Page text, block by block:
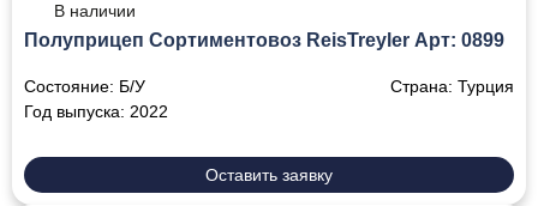
В наличии
Полуприцеп Сортиментовоз ReisTreyler Арт: 0899
Состояние: Б/У Страна: Турция
Год выпуска: 2022
Оставить заявку